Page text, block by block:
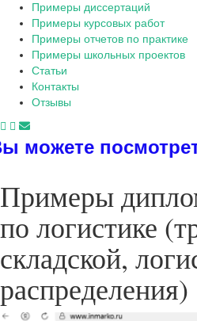
Примеры диссертаций
Примеры курсовых работ
Примеры отчетов по практике
Примеры школьных проектов
Статьи
Контакты
Отзывы
Примеры
по логистике
складской,
распределения)